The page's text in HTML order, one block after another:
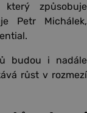
způsobuje
Petr Michálek,
budou i nadále
růst v rozmezí